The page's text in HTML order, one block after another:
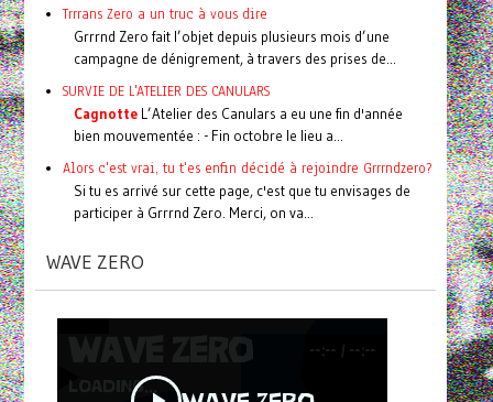
Trrrans Zero a un truc à vous dire
Grrrnd Zero fait l’objet depuis plusieurs mois d’une
campagne de dénigrement, à travers des prises de...
SURVIE DE L'ATELIER DES CANULARS
CagnotteL’Atelier des Canulars a eu une fin d'année
bien mouvementée : - Fin octobre le lieu a...
Alors c'est vrai, tu t'es enfin décidé à rejoindre Grrrndzero?
Si tu es arrivé sur cette page, c'est que tu envisages de
participer à Grrrnd Zero. Merci, on va...
WAVE ZERO